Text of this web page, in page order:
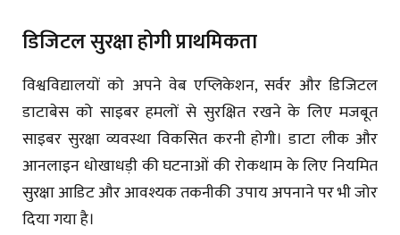
डिजिटल सुरक्षा होगी प्राथमिकता
विश्वविद्यालयों को अपने वेब एप्लिकेशन, सर्वर और डिजिटल
डाटाबेस को साइबर हमलों से सुरक्षित रखने के लिए मजबूत
साइबर सुरक्षा व्यवस्था विकसित करनी होगी। डाटा लीक और
आनलाइन धोखाधड़ी की घटनाओं की रोकथाम के लिए नियमित
सुरक्षा आडिट और आवश्यक तकनीकी उपाय अपनाने पर भी जोर
दिया गया है।